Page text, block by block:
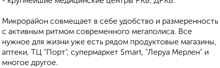
Микрорайон совмещает в себе удобство и размеренность
с активным ритмом современного мегаполиса. Все
нужное для жизни уже есть рядом продуктовые магазины,
аптеки, ТЦ "Порт", супермаркет Smart, "Леруа Мерлен" и
многое другое.